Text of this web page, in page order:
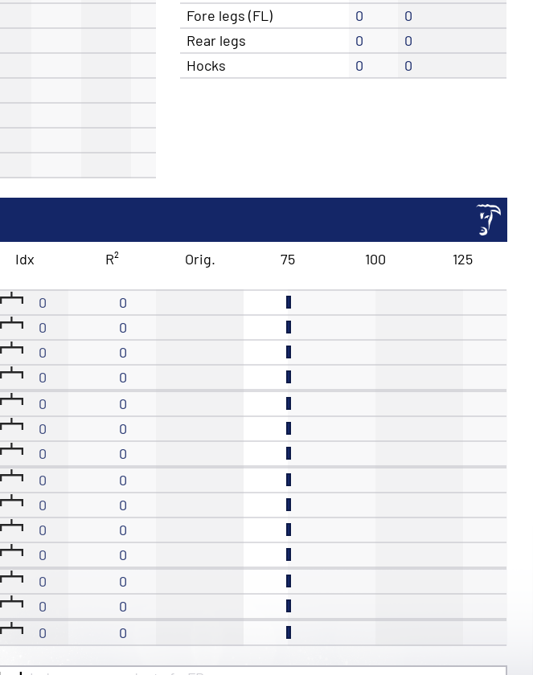
Fore legs (FL)
0
0
Rear legs
0
0
Hocks
0 0
Idx R² Orig. 75 100 125
0
0
0
0
0
0
0 0
0
0
0
0
0 0
0
0
0
0
0
0
0 0
0
0
0
0
0 0